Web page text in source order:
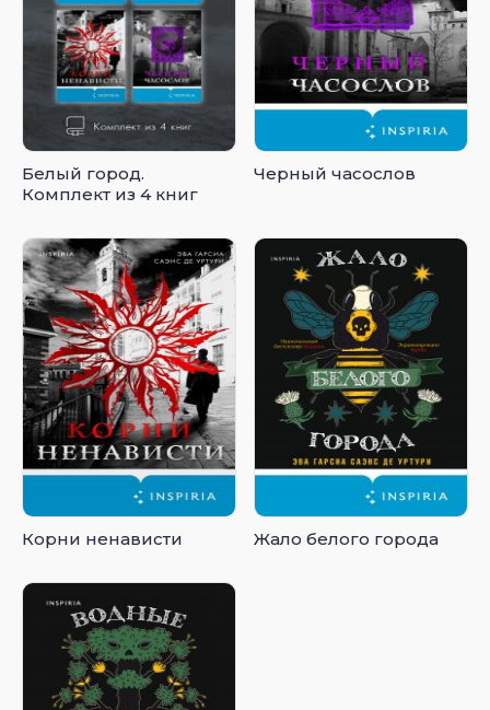
Белый город.
Комплект из 4 книг
Черный часослов
Корни ненависти Жало белого города